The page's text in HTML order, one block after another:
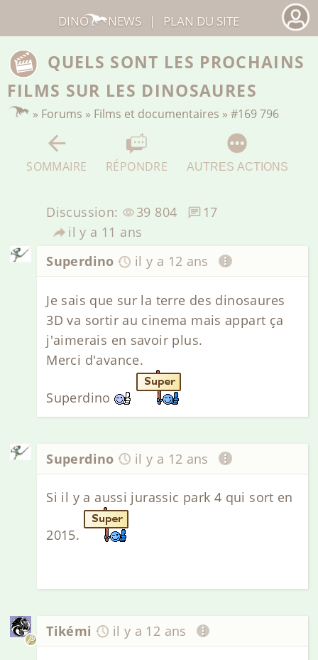
QUELS SONT LES PROCHAINS
FILMS SUR LES DINOSAURES
» Forums » Films et documentaires »#169 796
SOMMAIRE RÉPONDRE AUTRES ACTIONS
Discussion: 39 804
17
il y a 11 ans
Superdino
il y a 12 ans
Je sais que sur la terre des dinosaures
3D va sortir au cinema mais appart ça
j'aimerais en savoir plus.
Merci d'avance.
Superdino
Superdino il y a 12 ans
Si il y a aussi jurassic park 4 qui sort en
2015.
Tikémi il y a 12 ans
DINO NEWS | PLAN DU SITE